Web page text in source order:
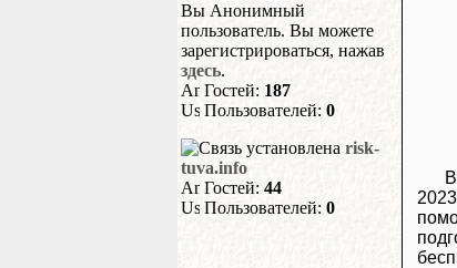
Вы Анонимный
пользователь. Вы можете
зарегистрироваться, нажав
здесь.
Гостей: 187
Пользователей: 0
risk-
tuva.info
Гостей: 44
Пользователей: 0